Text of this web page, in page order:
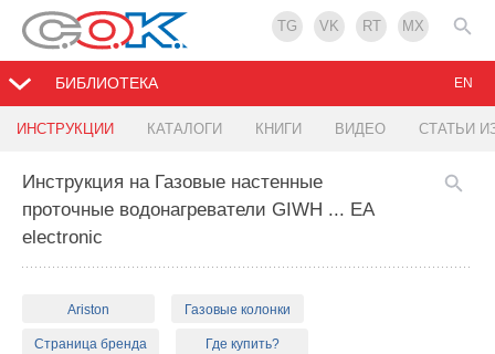
TG VK RT MX
БИБЛИОТЕКА
ИНСТРУКЦИИ КАТАЛОГИ КНИГИ ВИДЕО СТАТЬИ
EN
Инструкция на Газовые настенные
проточные водонагреватели GIWH ... EA
electronic
Ariston Газовые колонки
Страница бренда Где купить?